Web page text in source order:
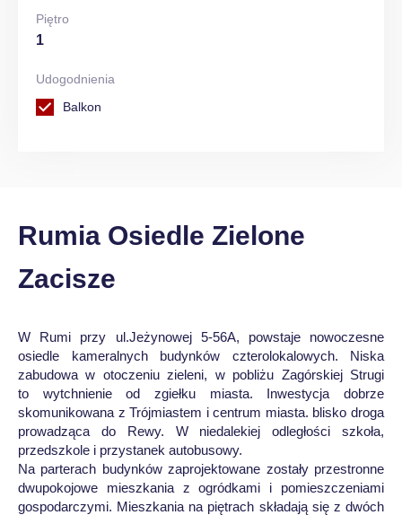
Piętro
1
Udogodnienia
Balkon
Rumia Osiedle Zielone
Zacisze
W Rumi przy ul.Jeżynowej 5-56A, powstaje nowoczesne
osiedle kameralnych budynków czterolokalowych. Niska
zabudowa w otoczeniu zieleni, w pobliżu Zagórskiej Strugi
to wytchnienie od zgiełku miasta. Inwestycja dobrze
skomunikowana z Trójmiastem i centrum miasta. blisko droga
prowadząca do Rewy. W niedalekiej odległości szkoła,
przedszkole i przystanek autobusowy.
Na parterach budynków zaprojektowane zostały przestronne
dwupokojowe mieszkania z ogródkami i pomieszczeniami
gospodarczymi. Mieszkania na piętrach składają się z dwóch